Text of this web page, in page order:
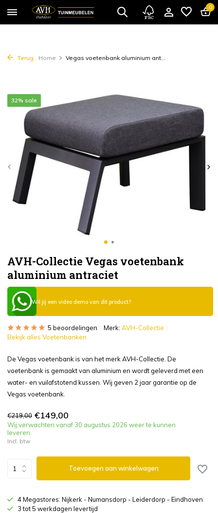
0
Terug Home Vegas voetenbank aluminium ant...
AVH-Collectie Vegas voetenbank
aluminium antraciet
32% sale
Wil jij een video demo van dit product?
5 beoordelingen Merk: AVH-Collectie
Bekijk alles Voetenbanken
De Vegas voetenbank is van het merk AVH-Collectie. De
voetenbank is gemaakt van aluminium en wordt geleverd met een
water- en vuilafstotend kussen. Wij geven 2 jaar garantie op de
Vegas voetenbank.
€219,00 €149,00
Wij verwachten vanaf 30 augustus 2026 weer te kunnen
leveren.
Incl. btw
Toevoegen aan winkelwagen
4 Megastores: Nijkerk - Numansdorp - Leiderdorp - Eindhoven
3 tot 5 werkdagen levertijd